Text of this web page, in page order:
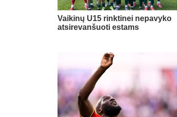
Vaikinų U15 rinktinei nepavyko
atsirevanšuoti estams